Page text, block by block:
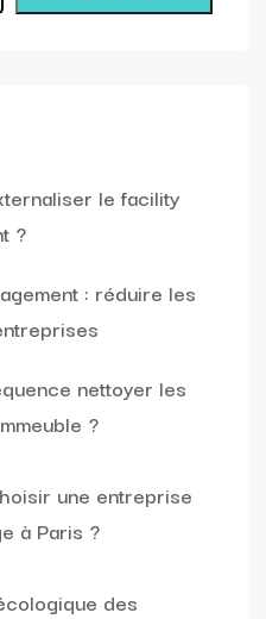
le facility
?
: réduire les
nettoyer les
?
une entreprise
à Paris ?
des